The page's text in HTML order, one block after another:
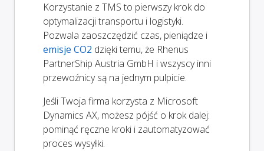
Korzystanie z TMS to pierwszy krok do
optymalizacji transportu i logistyki.
Pozwala zaoszczędzić czas, pieniądze i
emisje CO2 dzięki temu, że Rhenus
PartnerShip Austria GmbH i wszyscy inni
przewoźnicy są na jednym pulpicie.
Jeśli Twoja firma korzysta z Microsoft
Dynamics AX, możesz pójść o krok dalej:
pominąć ręczne kroki i zautomatyzować
proces wysyłki.